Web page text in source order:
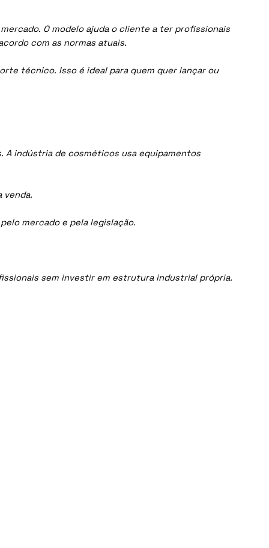
O modelo ajuda o cliente a ter profissionais
com as normas atuais.
técnico. Isso é ideal para quem quer lançar ou
A indústria de cosméticos usa equipamentos
venda.
mercado e pela legislação.
sem investir em estrutura industrial própria.